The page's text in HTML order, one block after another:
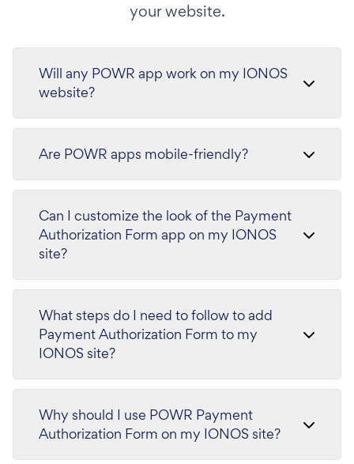
your website.
Will any POWR app work on my IONOS
website?
Are POWR apps mobile-friendly?
Can I customize the look of the Payment
Authorization Form app on my IONOS
site?
What steps do I need to follow to add
Payment Authorization Form to my
IONOS site?
Why should I use POWR Payment
Authorization Form on my IONOS site?